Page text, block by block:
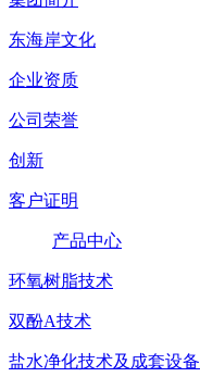
东海岸文化
企业资质
公司荣誉
创新
客户证明
产品中心
环氧树脂技术
双酚A技术
盐水净化技术及成套设备